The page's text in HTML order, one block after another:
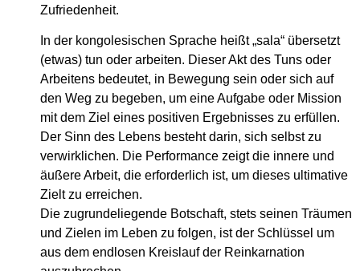
Zufriedenheit.
In der kongolesischen Sprache heißt „sala“ übersetzt
(etwas) tun oder arbeiten. Dieser Akt des Tuns oder
Arbeitens bedeutet, in Bewegung sein oder sich auf
den Weg zu begeben, um eine Aufgabe oder Mission
mit dem Ziel eines positiven Ergebnisses zu erfüllen.
Der Sinn des Lebens besteht darin, sich selbst zu
verwirklichen. Die Performance zeigt die innere und
äußere Arbeit, die erforderlich ist, um dieses ultimative
Zielt zu erreichen.
Die zugrundeliegende Botschaft, stets seinen Träumen
und Zielen im Leben zu folgen, ist der Schlüssel um
aus dem endlosen Kreislauf der Reinkarnation